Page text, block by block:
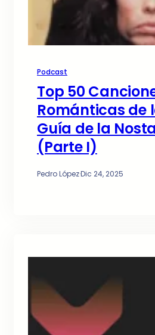
Podcast
Top 50
Románticas de
Guía de la
(Parte I)
Pedro López·Dic 24, 2025